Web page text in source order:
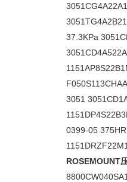
37.3KPa
3051
0399-05
ROSEMOUNT